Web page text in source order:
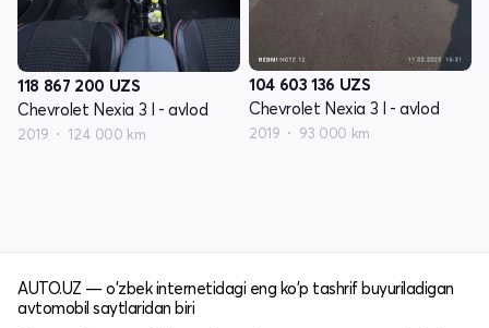
118 867 200 UZS
Chevrolet Nexia 3 I - avlod
2019 124 000 km
104 603 136 UZS
Chevrolet Nexia 3 I - avlod
2019 93 000 km
AUTO.UZ — o'zbek internetidagi eng ko'p tashrif buyuriladigan
avtomobil saytlaridan biri